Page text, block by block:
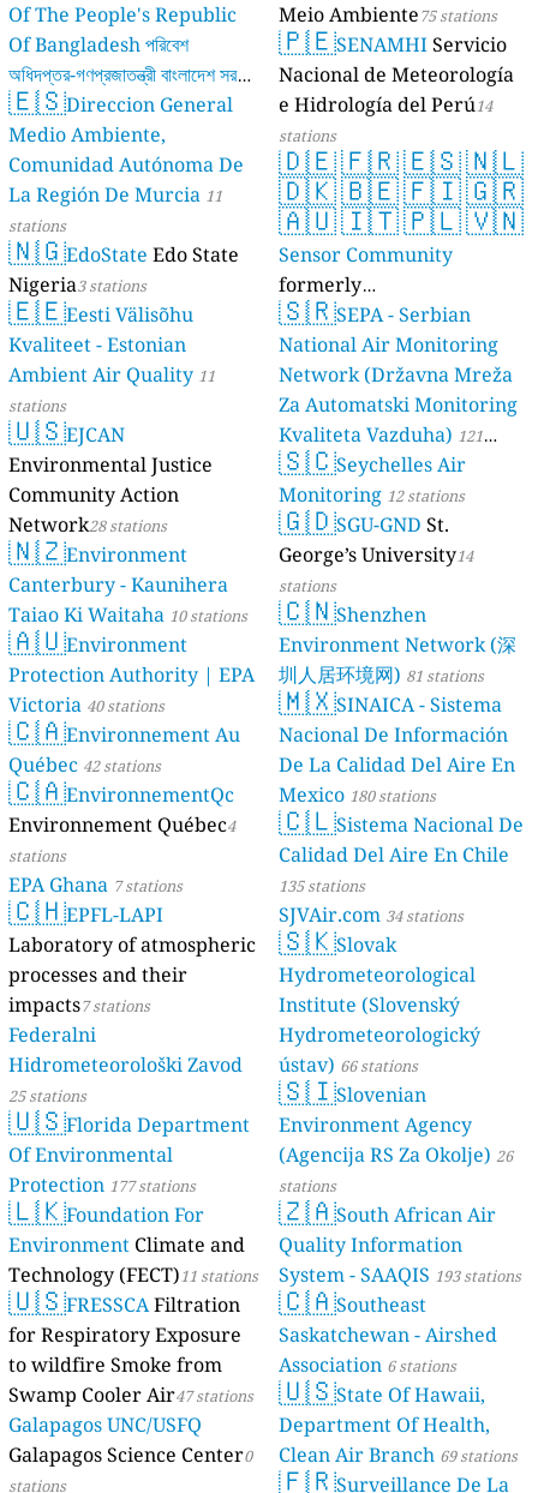
Of The People's Republic
Of Bangladesh পরিবেশ
অধিদপ্তর-গণপ্রজাতন্ত্রী বাংলাদেশ সরকার
17 stations
🇪🇸Direccion General
Medio Ambiente,
Comunidad Autónoma De
La Región De Murcia 11
stations
🇳🇬EdoState Edo State
Nigeria3 stations
🇪🇪Eesti Välisõhu
Kvaliteet - Estonian
Ambient Air Quality 11
stations
🇺🇸EJCAN
Environmental Justice
Community Action
Network28 stations
🇳🇿Environment
Canterbury - Kaunihera
Taiao Ki Waitaha 10 stations
🇦🇺Environment
Protection Authority | EPA
Victoria 40 stations
🇨🇦Environnement Au
Québec 42 stations
🇨🇦EnvironnementQc
Environnement Québec4
stations
EPA Ghana 7 stations
🇨🇭EPFL-LAPI
Laboratory of atmospheric
processes and their
impacts7 stations
Federalni
Hidrometeorološki Zavod
25 stations
🇺🇸Florida Department
Of Environmental
Protection 177 stations
🇱🇰Foundation For
Environment Climate and
Technology (FECT)11 stations
🇺🇸FRESSCAFiltration
for Respiratory Exposure
to wildfire Smoke from
Swamp Cooler Air47 stations
Galapagos UNC/USFQ
Galapagos Science Center0
stations
Meio Ambiente75 stations
🇵🇪SENAMHIServicio
Nacional de Meteorología
e Hidrología del Perú14
stations
🇩🇪🇫🇷🇪🇸🇳🇱
🇩🇰🇧🇪🇫🇮🇬🇷
🇦🇺🇮🇹🇵🇱🇻🇳
Sensor Community
formerly
luftdaten.info35810 stations
🇸🇷SEPA - Serbian
National Air Monitoring
Network (Državna Mreža
Za Automatski Monitoring
Kvaliteta Vazduha) 121
stations
🇸🇨Seychelles Air
Monitoring 12 stations
🇬🇩SGU-GND St.
George’s University14
stations
🇨🇳Shenzhen
Environment Network (深
圳人居环境网) 81 stations
🇲🇽SINAICA - Sistema
Nacional De Información
De La Calidad Del Aire En
Mexico 180 stations
🇨🇱Sistema Nacional De
Calidad Del Aire En Chile
135 stations
SJVAir.com 34 stations
🇸🇰Slovak
Hydrometeorological
Institute (Slovenský
Hydrometeorologický
ústav) 66 stations
🇸🇮Slovenian
Environment Agency
(Agencija RS Za Okolje) 26
stations
🇿🇦South African Air
Quality Information
System - SAAQIS 193 stations
🇨🇦Southeast
Saskatchewan - Airshed
Association 6 stations
🇺🇸State Of Hawaii,
Department Of Health,
Clean Air Branch 69 stations
🇫🇷Surveillance De La